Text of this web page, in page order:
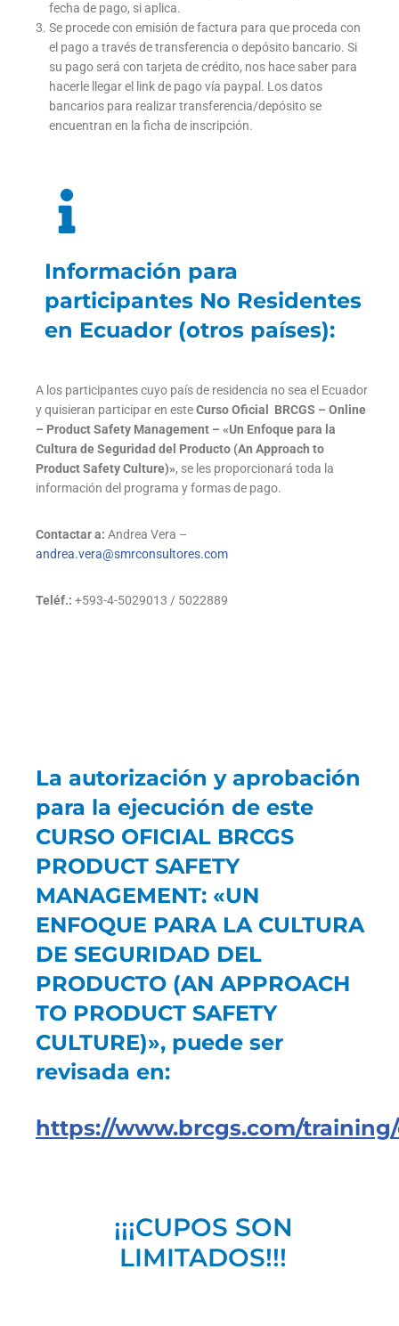
fecha de pago, si aplica.
Se procede con emisión de factura para que proceda con
el pago a través de transferencia o depósito bancario. Si
su pago será con tarjeta de crédito, nos hace saber para
hacerle llegar el link de pago vía paypal. Los datos
bancarios para realizar transferencia/depósito se
encuentran en la ficha de inscripción.
Información para
participantes No Residentes
en Ecuador (otros países):
A los participantes cuyo país de residencia no sea el Ecuador
y quisieran participar en esteCurso Oficial BRCGS – Online
– Product Safety Management – «Un Enfoque para la
Cultura de Seguridad del Producto (An Approach to
Product Safety Culture)», se les proporcionará toda la
información del programa y formas de pago.
Contactar a: Andrea Vera –
andrea.vera@smrconsultores.com
Teléf.: +593-4-5029013 / 5022889
La autorización y aprobación
para la ejecución de este
CURSO OFICIAL BRCGS
PRODUCT SAFETY
MANAGEMENT: «UN
ENFOQUE PARA LA CULTURA
DE SEGURIDAD DEL
PRODUCTO (AN APPROACH
TO PRODUCT SAFETY
CULTURE)», puede ser
revisada en:
https://www.brcgs.com/
¡¡¡CUPOS SON
LIMITADOS!!!